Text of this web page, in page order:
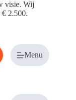
visie. Wij
2.500.
Over ons
Menu